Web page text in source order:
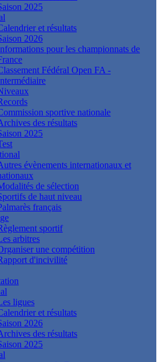
2025
et résultats
2026
pour les championnats de
Fédéral Open FA -
sportive nationale
des résultats
2025
évènements internationaux et
de sélection
de haut niveau
français
sportif
arbitres
une compétition
d'incivilité
ligues
et résultats
2026
des résultats
2025